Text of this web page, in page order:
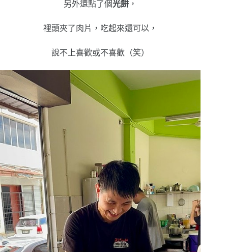
另外還點了個光餅 ，
裡頭夾了肉片，吃起來還可以，
說不上喜歡或不喜歡（笑）